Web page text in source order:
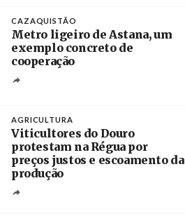
CAZAQUISTÃO
Metro ligeiro de Astana, um
exemplo concreto de
cooperação
AGRICULTURA
Viticultores do Douro
protestam na Régua por
preços justos e escoamento da
produção